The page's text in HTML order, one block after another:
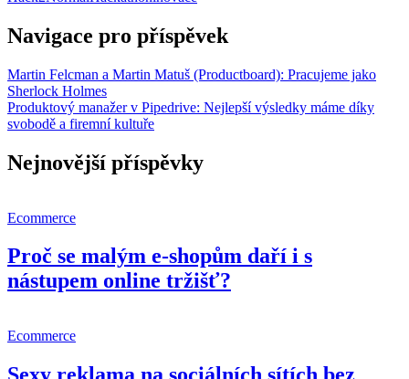
Navigace pro příspěvek
Martin Felcman a Martin Matuš (Productboard): Pracujeme jako
Sherlock Holmes
Produktový manažer v Pipedrive: Nejlepší výsledky máme díky
svobodě a firemní kultuře
Nejnovější příspěvky
Ecommerce
Proč se malým e-shopům daří i s
nástupem online tržišť?
Ecommerce